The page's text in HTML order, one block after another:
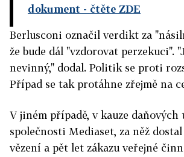
dokument - čtěte ZDE
Berlusconi označil verdikt za
že bude dál "vzdorovat perzekuci".
nevinný," dodal. Politik se proti
Případ se tak protáhne zřejmě na
V jiném případě, v kauze daňových
společnosti Mediaset, za něž
vězení a pět let zákazu veřejné